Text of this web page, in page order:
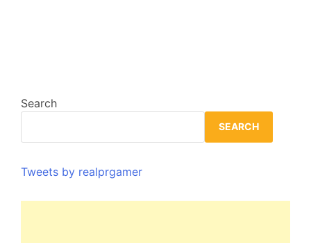
Search
SEARCH
Tweets by realprgamer